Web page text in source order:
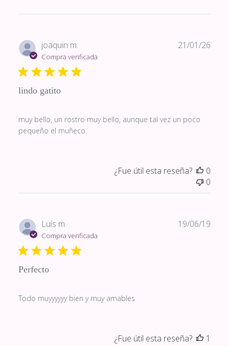
joaquin m.
Compra verificada
lindo gatito
muy bello, un rostro muy bello, aunque tal vez un poco
pequeño el muñeco.
21/01/26
¿Fue útil esta reseña?
0
0
Luís m.
Compra verificada
Perfecto
Todo muyyyyyy bien y muy amables
19/06/19
¿Fue útil esta reseña?
1